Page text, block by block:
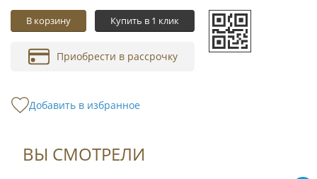
В корзину Купить в 1 клик
Приобрести в рассрочку
Добавить в избранное
ВЫ СМОТРЕЛИ